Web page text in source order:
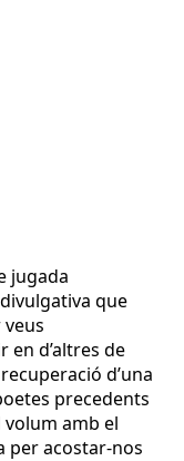
jugada
que
d’altres de
d’una
precedents
amb el
per acostar-nos